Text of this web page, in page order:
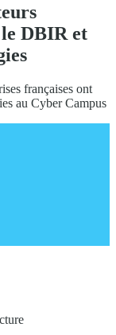
DBIR et
françaises ont
au Cyber Campus